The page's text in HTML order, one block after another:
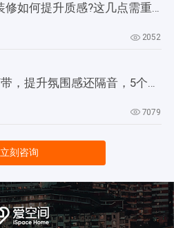
装修之家装修如何提升质感?这几点需重视起来
2052
7079
立刻咨询